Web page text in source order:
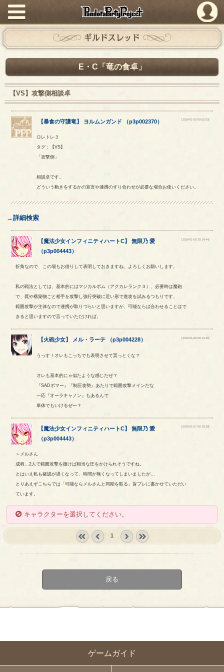
PandoraPartyProject
ゲームガイド
ギルドスレッド
E・C「竜の食卓」
【VS】攻撃側相談卓
【暴食の守護竜】 ヨルムンガンド （p3p002370） [2019-01-03 00:52:53]
ロレトレ３
タグ：【VS】
「攻撃側」
相談卓です。
どういう動きをするかの宣言や連携のすり合わせが必要な場合お使いください。
→詳細検索
【魔法少女インフィニティハートC】無限乃 愛
（p3p004443）
[2019-01-05 20:14:44]
折角なので、この場もお借りして表明しておきますね。よろしくお願いします。
私の戦法としては、基本的にはマジカルボム（アクカレランク３）、必要時は魔砲
で、罠や構築物ごと相手を攻撃し強行突破に近い形で進攻を試みるつもりです。
範囲攻撃が主体なので連携が取りづらいと思いますが、可能ならば合わせることはで
きると思いますので言っていただければ。
【火砲少女】 メル・ ラーテ （p3p004228） [2019-01-06 00:14:49]
うっす！オレもこっちでも表明させて貰っとくな？
オレも基本的にゃ似たような感じだぜ？
『SADボマー』『制圧攻勢』あたりで範囲攻撃メインだな
一応『オーラキャノン』もあるんで
単体でもいけるぜー？
【魔法少女インフィニティハートC】無限乃 愛
（p3p004443）
[2019-01-07 00:19:29]
＞メルさん
成程…2人で範囲攻撃を撒けば相当な圧をかけられそうですね。
とはいえ私も確認が遅くなって、時間が無くなってしまいましたが…
とりあえずこちらでは「可能ならメルさんと同期を取る」旨プレに書かせていただい
ています。
キャラクターを選択してください。
1
戻る